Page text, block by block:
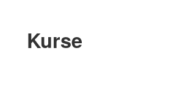
Kurse